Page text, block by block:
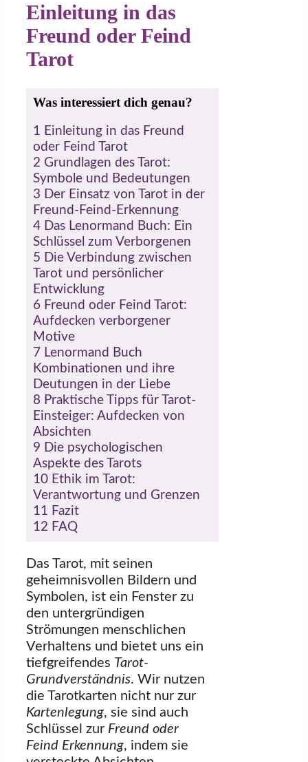
Einleitung in das
Freund oder Feind
Tarot
Was interessiert dich genau?
1 Einleitung in das Freund
oder Feind Tarot
2 Grundlagen des Tarot:
Symbole und Bedeutungen
3 Der Einsatz von Tarot in der
Freund-Feind-Erkennung
4 Das Lenormand Buch: Ein
Schlüssel zum Verborgenen
5 Die Verbindung zwischen
Tarot und persönlicher
Entwicklung
6 Freund oder Feind Tarot:
Aufdecken verborgener
Motive
7 Lenormand Buch
Kombinationen und ihre
Deutungen in der Liebe
8 Praktische Tipps für Tarot-
Einsteiger: Aufdecken von
Absichten
9 Die psychologischen
Aspekte des Tarots
10 Ethik im Tarot:
Verantwortung und Grenzen
11 Fazit
12 FAQ
Das Tarot, mit seinen
geheimnisvollen Bildern und
Symbolen, ist ein Fenster zu
den untergründigen
Strömungen menschlichen
Verhaltens und bietet uns ein
tiefgreifendes Tarot-
Grundverständnis. Wir nutzen
die Tarotkarten nicht nur zur
Kartenlegung, sie sind auch
Schlüssel zur Freund oder
Feind Erkennung, indem sie